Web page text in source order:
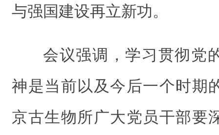
与强国建设再立新功。
会议强调，学习贯彻党
神是当前以及今后一个时期
京古生物所广大党员干部要